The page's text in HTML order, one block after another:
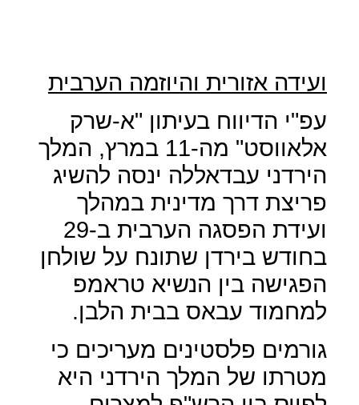
ועידה אזורית והיוזמה הערבית
עפ"י הדיווח בעיתון "א-שרק
אלאווסט" מה-11 במרץ, המלך
הירדני עבדאללה ינסה להשיג
פריצת דרך מדינית במהלך
ועידת הפסגה הערבית ב-29
בחודש בירדן שתונח על שולחן
הפגישה בין הנשיא טראמפ
למחמוד עבאס בבית הלבן.
גורמים פלסטינים מעריכים כי
מטרתו של המלך הירדני היא